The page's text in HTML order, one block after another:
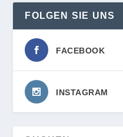
FOLGEN SIE UNS
FACEBOOK
INSTAGRAM